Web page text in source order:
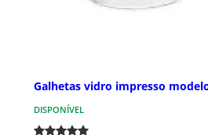
Galhetas vidro impresso
DISPONÍVEL